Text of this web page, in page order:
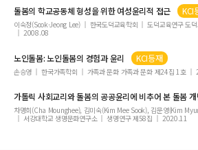
돌봄의 학교공동체 형성을 위한 여성윤리적 접근 KCI
이숙정(Sook-Jeong Lee) 한국도덕교육학회
도덕교육연구 도
2008.08
노인돌봄: 노인돌봄의 경험과윤리 KCI등재
손승영 한국가족학회 가족과 문화 가족과 문화 제24집 1호
가톨릭 사회교리와돌봄의 공공윤리에 비추어 본돌봄
차명희(Cha Mounghee), 김미숙(Kim Mee Sook), 김문영(Kim
서강대학교 생명문화연구소
생명연구 제58집 2020.11